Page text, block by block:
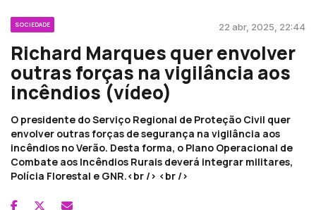
SOCIEDADE 22 abr, 2025, 22:44
Richard Marques quer envolver
outras forças na vigilância aos
incêndios (vídeo)
O presidente do Serviço Regional de Proteção Civil quer
envolver outras forças de segurança na vigilância aos
incêndios no Verão. Desta forma, o Plano Operacional de
Combate aos Incêndios Rurais deverá integrar militares,
Polícia Florestal e GNR.<br /> <br />